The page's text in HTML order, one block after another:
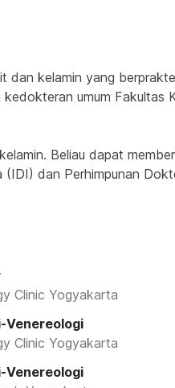
dan kelamin yang
umum
Beliau dapat
dan Perhimpunan
Clinic Yogyakarta
Venereologi
Clinic Yogyakarta
Venereologi